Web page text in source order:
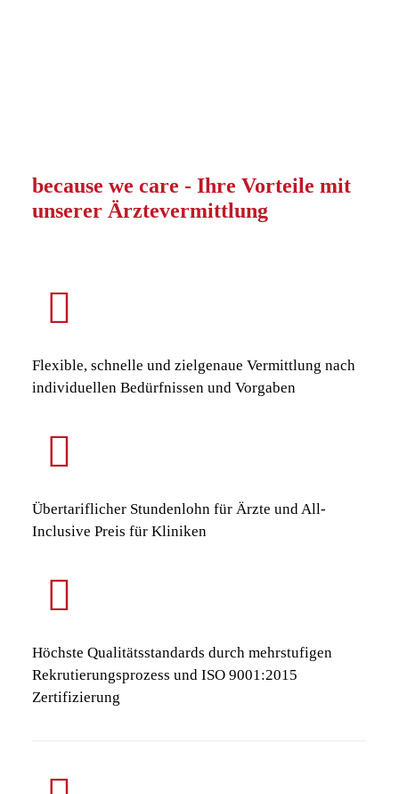
because we care - Ihre Vorteile mit
unserer Ärztevermittlung
Flexible, schnelle und zielgenaue Vermittlung nach
individuellen Bedürfnissen und Vorgaben
Übertariflicher Stundenlohn für Ärzte und All-
Inclusive Preis für Kliniken
Höchste Qualitätsstandards durch mehrstufigen
Rekrutierungsprozess und ISO 9001:2015
Zertifizierung